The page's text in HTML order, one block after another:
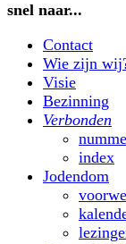
snel naar...
Contact
Wie zijn
Visie
Bezinning
Verbonden
index
Jodendom